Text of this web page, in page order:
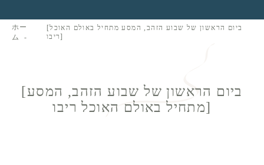
ホー
ム
[ביום הראשון של שבוע הזהב, המסע מתחיל באולם האוכל
ריבו]
[ביום הראשון של שבוע הזהב, המסע
מתחיל באולם האוכל ריבו]